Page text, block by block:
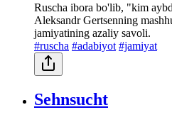
Ruscha ibora bo'lib, "kim
Aleksandr Gertsenning
jamiyatining azaliy savoli.
#ruscha #adabiyot #jamiyat
Sehnsucht